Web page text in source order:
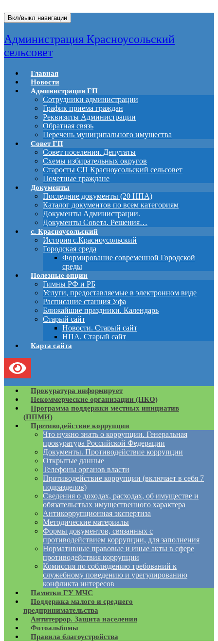
Вкл/выкл навигации
Администрация Красноусольский
сельсовет
Главная
Новости
Администрация ГП
Сотрудники администрации
График приема граждан
Реквизиты Администрации
Обратная связь
Перечень муниципального имущества
Совет ГП
Совет поселения. Депутаты
Схемы избирательных округов
Старосты СП Красноусольский сельсовет
Почетные граждане
Документы
Последние документы (20 НПА)
Каталог документов по всем категориям
Документы Администрации.
Документы Совета. Решения…
с. Красноусольский
История с.Красноусольский
Городская среда
Формирование современной Городской
среды
Полезные опции
Гимны РФ и РБ
Услуги, предоставляемые в электронном виде
Расписание станция Уфа
Ближайшие праздники. Календарь
Старый сайт
Новости. Старый сайт
НПА. Старый сайт
Карта сайта
Прокуратура информирует
Некоммерческие организации (НКО)
Программа поддержки местных инициатив
(ППМИ)
Противодействие коррупции
Что нужно знать о коррупции. Генеральная
прокуратура Российской Федерации
Документы. Противодействие коррупции
Открытые данные
Телефоны органов власти
Противодействие коррупции (включает в себя 7
подразделов)
Сведения о доходах, расходах, об имуществе и
обязательствах имущественного характера
Антикоррупционная экспертиза
Методические материалы
Формы документов, связанных с
противодействием коррупции, для заполнения
Нормативные правовые и иные акты в сфере
противодействия коррупции
Комиссия по соблюдению требований к
служебному поведению и урегулированию
конфликта интересов
Памятки ГУ МЧС
Поддержка малого и среднего
предпринимательства
Антитеррор. Защита населения
Фотоальбомы
Правила благоустройства